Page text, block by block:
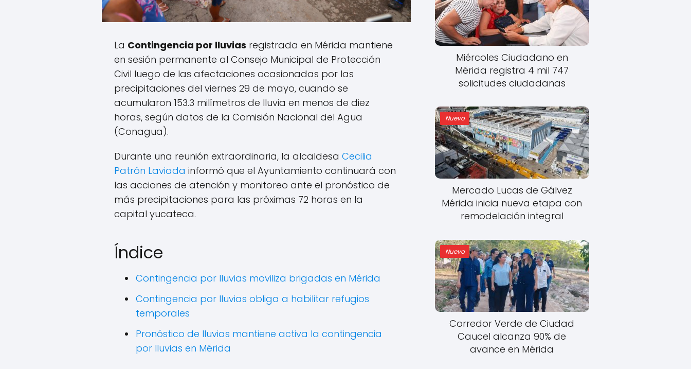
La Contingencia por lluvias registrada en Mérida mantiene
en sesión permanente al Consejo Municipal de Protección
Civil luego de las afectaciones ocasionadas por las
precipitaciones del viernes 29 de mayo, cuando se
acumularon 153.3 milímetros de lluvia en menos de diez
horas, según datos de la Comisión Nacional del Agua
(Conagua).
Durante una reunión extraordinaria, la alcaldesa Cecilia
Patrón Laviada informó que el Ayuntamiento continuará con
las acciones de atención y monitoreo ante el pronóstico de
más precipitaciones para las próximas 72 horas en la
capital yucateca.
Índice
Contingencia por lluvias moviliza brigadas en Mérida
Contingencia por lluvias obliga a habilitar refugios
temporales
Pronóstico de lluvias mantiene activa la contingencia
por lluvias en Mérida
Miércoles Ciudadano en
Mérida registra 4 mil 747
solicitudes ciudadanas
Nuevo
Mercado Lucas de Gálvez
Mérida inicia nueva etapa con
remodelación integral
Nuevo
Corredor Verde de Ciudad
Caucel alcanza 90% de
avance en Mérida